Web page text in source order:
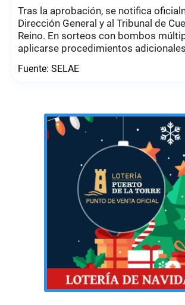
Tras la aprobación, se notifica
Dirección General y al Tribunal de
Reino. En sorteos con bombos
aplicarse procedimientos
Fuente: SELAE